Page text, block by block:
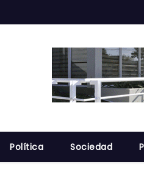
Política Sociedad